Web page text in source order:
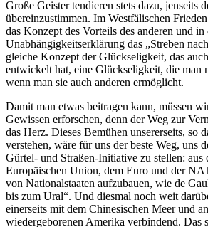
Große Geister tendieren stets dazu, jenseits
übereinzustimmen. Im Westfälischen
das Konzept des Vorteils des anderen und
Unabhängigkeitserklärung das „Streben
gleiche Konzept der Glückseligkeit, das
entwickelt hat, eine Glückseligkeit, die man
wenn man sie auch anderen ermöglicht.
Damit man etwas beitragen kann, müssen
Gewissen erforschen, denn der Weg zur
das Herz. Dieses Bemühen unsererseits, so
verstehen, wäre für uns der beste Weg, uns
Gürtel- und Straßen-Initiative zu stellen: aus
Europäischen Union, dem Euro und der
von Nationalstaaten aufzubauen, wie de
bis zum Ural“. Und diesmal noch weit
einerseits mit dem Chinesischen Meer und
wiedergeborenen Amerika verbindend. Das